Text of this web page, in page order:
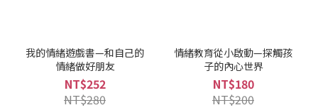
我的情緒遊戲書—和自己的
情緒做好朋友
NT$252
NT$280
情緒教育從小啟動—探觸孩
子的內心世界
NT$180
NT$200